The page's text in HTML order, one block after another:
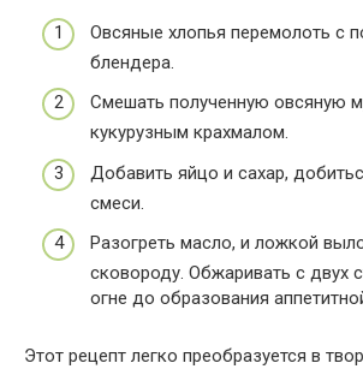
Овсяные хлопья перемолоть с
блендера.
Смешать полученную овсяную
кукурузным крахмалом.
Добавить яйцо и сахар,
смеси.
Разогреть масло, и ложкой
сковороду. Обжаривать с двух
огне до образования
Этот рецепт легко преобразуется в